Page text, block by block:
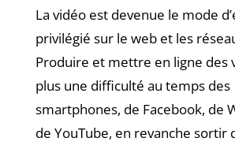
La vidéo est devenue le mode
privilégié sur le web et les
Produire et mettre en ligne des
plus une difficulté au temps des
smartphones, de Facebook, de
de YouTube, en revanche sortir